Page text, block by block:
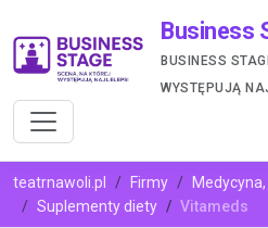
Business
BUSINESS
WYSTĘPUJĄ
teatrnawoli.pl Firmy
Suplementy diety
Vitameds